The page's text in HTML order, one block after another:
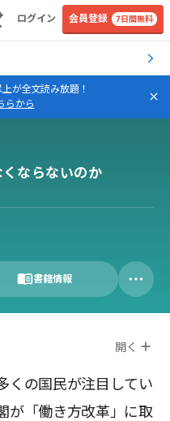
ログイン 会員登録 7日間無料
が全文読み放題！
らから
ならないのか
書籍情報
開く
くの国民が注目してい
が「働き方改革」に取